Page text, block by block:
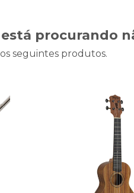
procurando
seguintes produtos.